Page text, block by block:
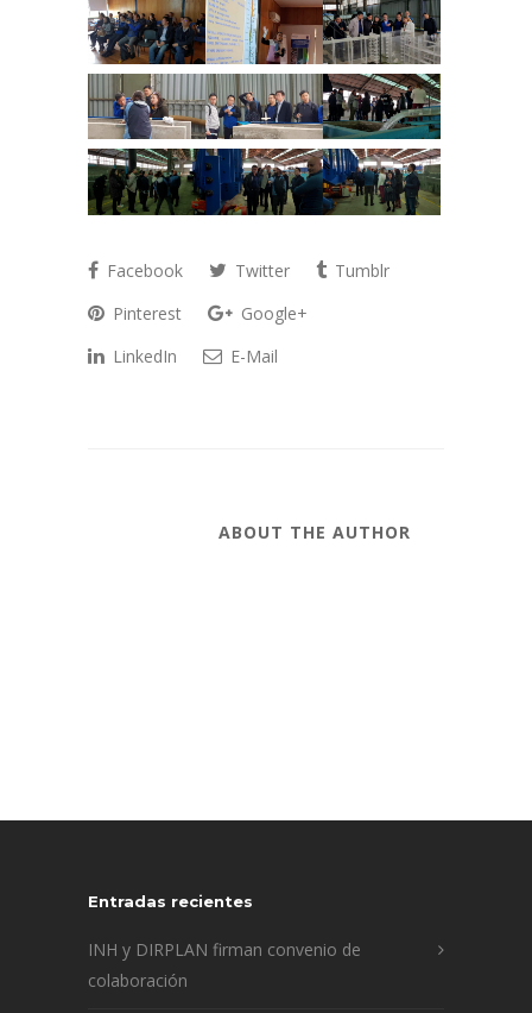
Facebook Twitter
Tumblr
Pinterest
Google+
LinkedIn
E-Mail
ABOUT THE AUTHOR
Entradas recientes
INH y DIRPLAN firman convenio de
colaboración